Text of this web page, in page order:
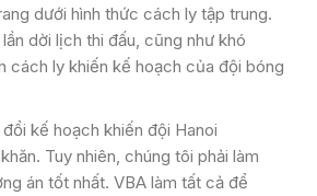
dưới hình thức cách ly tập trung.
dời lịch thi đấu, cũng như khó
cách ly khiến kế hoạch của đội bóng
kế hoạch khiến đội Hanoi
Tuy nhiên, chúng tôi phải làm
án tốt nhất. VBA làm tất cả để